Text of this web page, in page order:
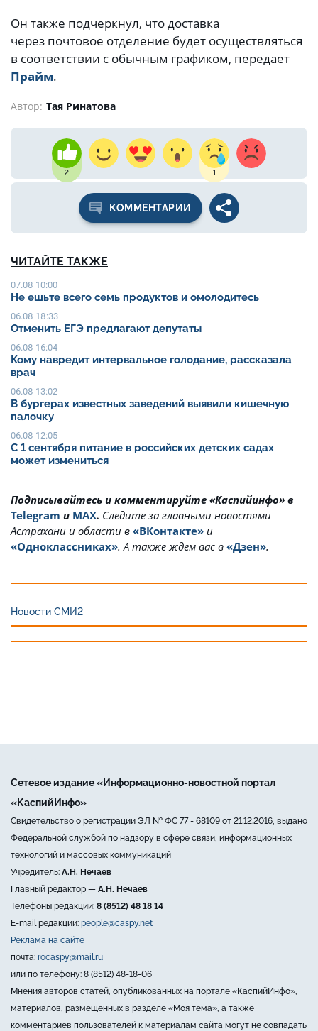
Он также подчеркнул, что доставка
через почтовое отделение будет осуществляться
в соответствии с обычным графиком, передает
Прайм.
Автор: Тая Ринатова
2 1
КОММЕНТАРИИ
ЧИТАЙТЕ ТАКЖЕ
07.08 10:00
Не ешьте всего семь продуктов и омолодитесь
06.08 18:33
Отменить ЕГЭ предлагают депутаты
06.08 16:04
Кому навредит интервальное голодание, рассказала
врач
06.08 13:02
В бургерах известных заведений выявили кишечную
палочку
06.08 12:05
С 1 сентября питание в российских детских садах
может измениться
Подписывайтесь и комментируйте «Каспийинфо» в
Telegram и MAX. Cледите за главными новостями
Астрахани и области в «ВКонтакте» и
«Одноклассниках». А также ждём вас в «Дзен».
Новости СМИ2
Сетевое издание «Информационно-новостной портал
«КаспийИнфо»
Свидетельство о регистрации ЭЛ № ФС 77 - 68109 от 21.12.2016, выдано
Федеральной службой по надзору в сфере связи, информационных
технологий и массовых коммуникаций
Учредитель: А.Н. Нечаев
Главный редактор — А.Н. Нечаев
Телефоны редакции: 8 (8512) 48 18 14
E-mail редакции: people@caspy.net
Реклама на сайте
почта: rocaspy@mail.ru
или по телефону: 8 (8512) 48-18-06
Мнения авторов статей, опубликованных на портале «КаспийИнфо»,
материалов, размещённых в разделе «Моя тема», а также
комментариев пользователей к материалам сайта могут не совпадать